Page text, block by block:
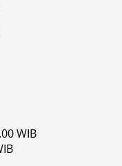
WIB